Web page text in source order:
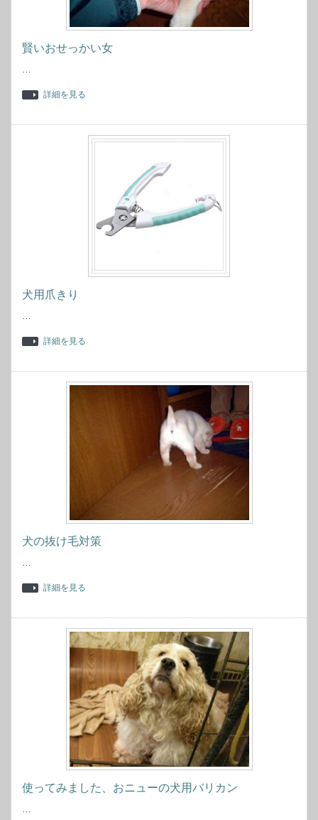
賢いおせっかい女
…
詳細を見る
犬用爪きり
…
詳細を見る
犬の抜け毛対策
…
詳細を見る
使ってみました、おニューの犬用バリカン